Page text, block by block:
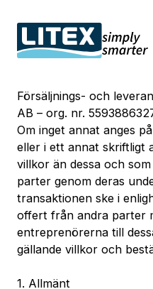
innhold
Försäljnings- och
AB – org. nr.
Om inget annat anges
eller i ett annat skriftligt
villkor än dessa och
parter genom deras
transaktionen ske i
offert från andra parter
entreprenörerna till
gällande villkor och
1. Allmänt